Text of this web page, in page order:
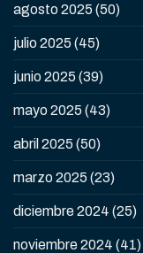
agosto 2025 (50)
julio 2025 (45)
junio 2025 (39)
mayo 2025 (43)
abril 2025 (50)
marzo 2025 (23)
diciembre 2024 (25)
noviembre 2024 (41)